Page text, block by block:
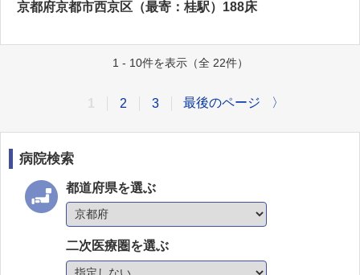
京都府京都市西京区（最寄：桂駅）188床
1 - 10件を表示（全 22件）
2 3 最後のページ 〉
病院検索
都道府県を選ぶ
二次医療圏を選ぶ